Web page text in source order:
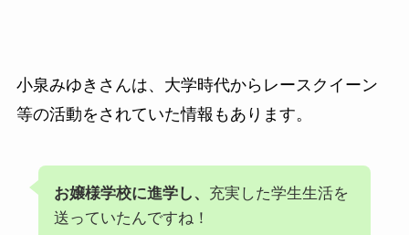
小泉みゆきさんは、大学時代からレースクイーン
等の活動をされていた情報もあります。
お嬢様学校に進学し、 充実した学生生活を
送っていたんですね！